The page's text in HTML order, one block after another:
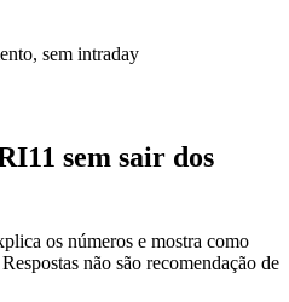
sem intraday
sem sair dos
os números e mostra como
não são recomendação de